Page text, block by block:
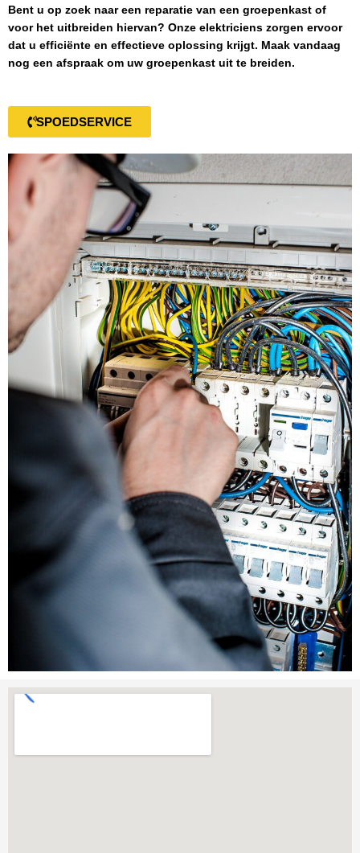
Bent u op zoek naar een reparatie van een groepenkast of
voor het uitbreiden hiervan? Onze elektriciens zorgen ervoor
dat u efficiënte en effectieve oplossing krijgt. Maak vandaag
nog een afspraak om uw groepenkast uit te breiden.
SPOEDSERVICE